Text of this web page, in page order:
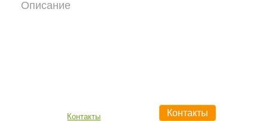
Описание
Контакты
Контакты